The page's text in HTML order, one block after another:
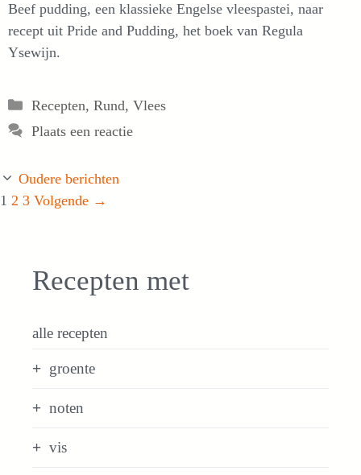
Beef pudding, een klassieke Engelse vleespastei, naar
recept uit Pride and Pudding, het boek van Regula
Ysewijn.
Categorieën
Recepten, Rund, Vlees
Plaats een reactie
Oudere berichten
Pagina
1 Pagina
2 Pagina
3 Volgende →
Recepten met
alle recepten
groente
noten
vis